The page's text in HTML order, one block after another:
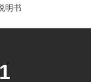
明书